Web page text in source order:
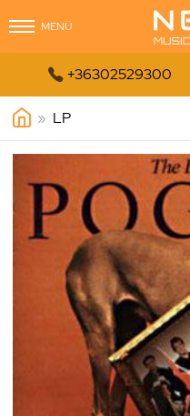
MENÜ
 +36302529300
» LP